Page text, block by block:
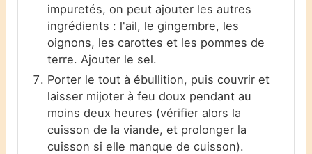
impuretés, on peut ajouter les autres
ingrédients : l'ail, le gingembre, les
oignons, les carottes et les pommes de
terre. Ajouter le sel.
Porter le tout à ébullition, puis couvrir et
laisser mijoter à feu doux pendant au
moins deux heures (vérifier alors la
cuisson de la viande, et prolonger la
cuisson si elle manque de cuisson).